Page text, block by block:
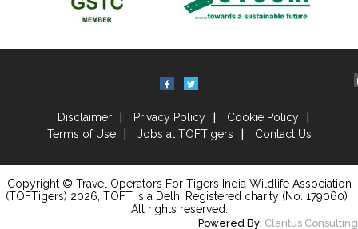
Disclaimer Privacy Policy
Cookie Policy
Terms of Use
Jobs at TOFTigers Contact Us
Copyright © Travel Operators For Tigers India Wildlife Association
(TOFTigers) 2026 , TOFT is a Delhi Registered charity (No. 179060) .
All rights reserved.
Powered By: Claritus Consulting